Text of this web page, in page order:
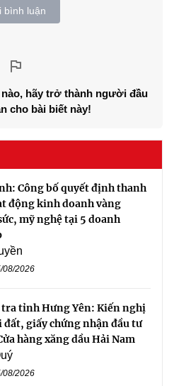
bình luận
hãy trở thành người đầu
cho bài biết này!
Công bố quyết định thanh
động kinh doanh vàng
mỹ nghệ tại 5 doanh
08/2026
tỉnh Hưng Yên: Kiến nghị
đất, giấy chứng nhận đầu tư
hàng xăng dầu Hải Nam
08/2026